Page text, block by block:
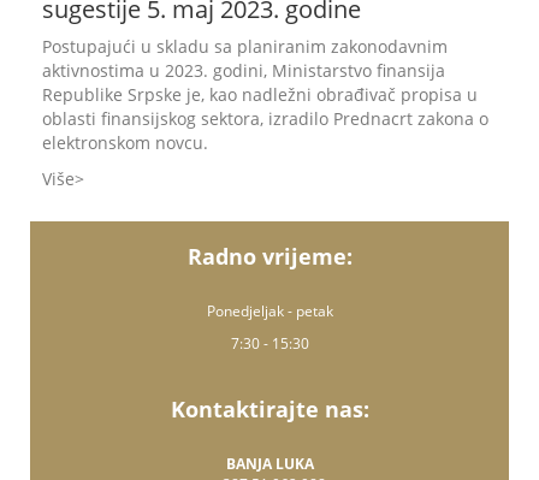
sugestije 5. maj 2023. godine
Postupajući u skladu sa planiranim zakonodavnim
aktivnostima u 2023. godini, Ministarstvo finansija
Republike Srpske je, kao nadležni obrađivač propisa u
oblasti finansijskog sektora, izradilo Prednacrt zakona o
elektronskom novcu.
Više
Radno vrijeme:
Ponedjeljak - petak
7:30 - 15:30
Kontaktirajte nas:
BANJA LUKA